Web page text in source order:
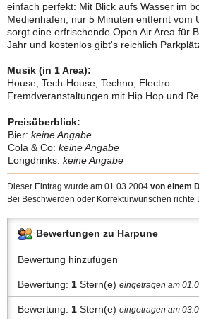
einfach perfekt: Mit Blick aufs Wasser im
Medienhafen, nur 5 Minuten entfernt vom
sorgt eine erfrischende Open Air Area für
Jahr und kostenlos gibt's reichlich
Musik (in 1 Area):
House, Tech-House, Techno, Electro.
Fremdveranstaltungen mit Hip Hop und
Preisüberblick:
Bier: keine Angabe
Cola & Co: keine Angabe
Longdrinks: keine Angabe
Dieser Eintrag wurde am 01.03.2004 von einem
Bei Beschwerden oder Korrekturwünschen richte
Bewertungen zu Harpune
Bewertung hinzufügen
Bewertung: 1 Stern(e) eingetragen am
Bewertung: 1 Stern(e) eingetragen am